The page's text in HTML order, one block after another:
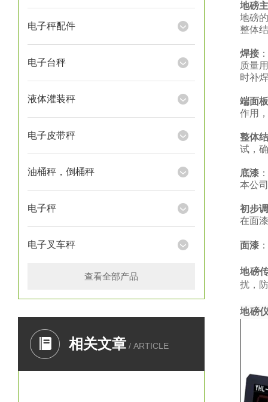
电子秤配件
电子台秤
液体灌装秤
电子皮带秤
油桶秤，倒桶秤
电子秤
电子叉车秤
查看全部产品
相关文章 / ARTICLE
地磅
地磅
整体
焊接
质量
时补
端面
作用
整体
试，
底漆
本公
初步
在面
面漆 ：
地磅
扰，
地磅